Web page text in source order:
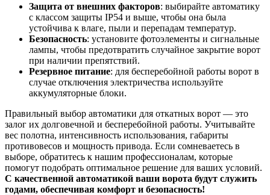
Защита от внешних факторов: выбирайте автоматику
с классом защиты IP54 и выше, чтобы она была
устойчива к влаге, пыли и перепадам температур.
Безопасность: установите фотоэлементы и сигнальные
лампы, чтобы предотвратить случайное закрытие ворот
при наличии препятствий.
Резервное питание: для бесперебойной работы ворот в
случае отключения электричества используйте
аккумуляторные блоки.
Правильный выбор автоматики для откатных ворот — это
залог их долговечной и бесперебойной работы. Учитывайте
вес полотна, интенсивность использования, габариты
противовесов и мощность привода. Если сомневаетесь в
выборе, обратитесь к нашим профессионалам, которые
помогут подобрать оптимальное решение для ваших условий.
С качественной автоматикой ваши ворота будут служить
годами, обеспечивая комфорт и безопасность!